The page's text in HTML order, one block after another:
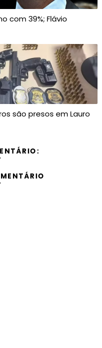
com 39%; Flávio
são presos em Lauro